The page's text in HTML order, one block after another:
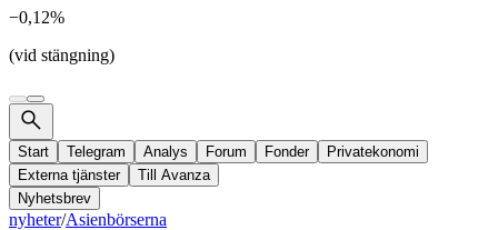
−0,12%
(vid stängning)
Start Telegram Analys Forum Fonder
Privatekonomi
Externa tjänster
Till Avanza
Nyhetsbrev
nyheter/Asienbörserna